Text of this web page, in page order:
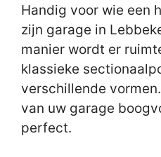
Handig voor wie een
zijn garage in
manier wordt er
klassieke
verschillende
van uw garage
perfect.